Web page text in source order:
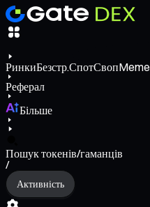
РинкиБезстр.СпотСвопMeme
Реферал
Більше
Пошук токенів/гаманців
/
Активність